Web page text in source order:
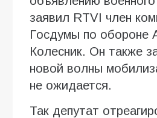
заявил RTVI член
Госдумы по обороне
Колесник. Он также
новой волны
не ожидается.
Так депутат